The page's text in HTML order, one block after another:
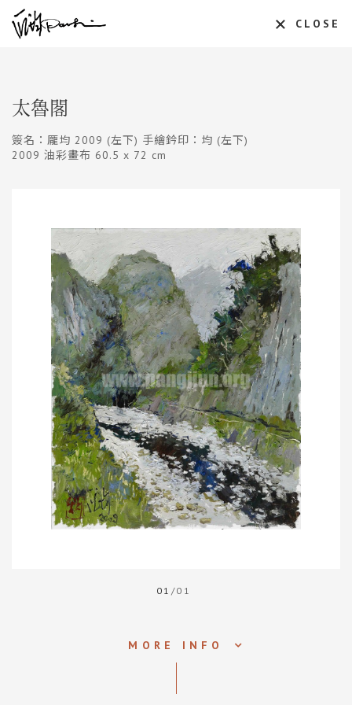
CLOSE
太魯閣
簽名：龎均 2009 (左下) 手繪鈐印：均 (左下)
2009 油彩畫布 60.5 x 72 cm
01 /01
MORE INFO